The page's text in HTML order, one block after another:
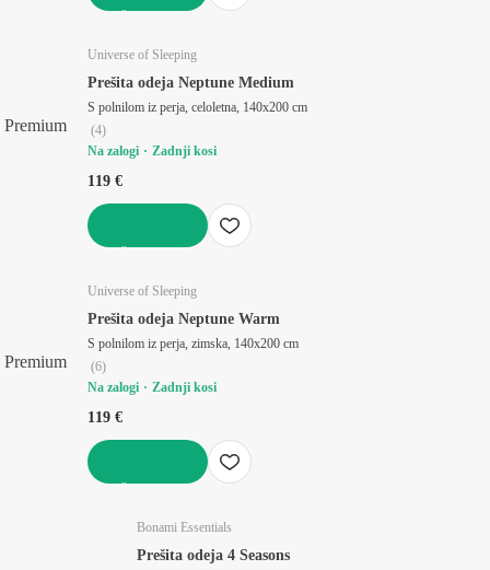
Premium
Universe of Sleeping
Prešita odeja Neptune Medium
S polnilom iz perja, celoletna, 140x200 cm
(4)
Na zalogi
Zadnji kosi
119 €
Premium
Universe of Sleeping
Prešita odeja Neptune Warm
S polnilom iz perja, zimska, 140x200 cm
(6)
Na zalogi
Zadnji kosi
119 €
Bonami Essentials
Prešita odeja 4 Seasons